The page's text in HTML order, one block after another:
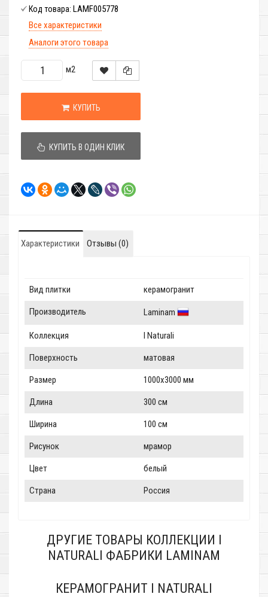
Код товара: LAMF005778
Все характеристики
Аналоги этого товара
м2
КУПИТЬ
КУПИТЬ В ОДИН КЛИК
Характеристики Отзывы (0)
Вид плитки керамогранит
Производитель Laminam
Коллекция I Naturali
Поверхность матовая
Размер 1000x3000 мм
Длина 300 см
Ширина 100 см
Рисунок мрамор
Цвет белый
Страна Россия
ДРУГИЕ ТОВАРЫ КОЛЛЕКЦИИ I
NATURALI ФАБРИКИ LAMINAM
КЕРАМОГРАНИТ I NATURALI